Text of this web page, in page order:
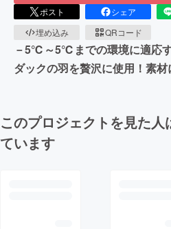
ポスト シェア
埋め込み
QRコード
－5℃～5℃までの環境に適応
ダックの羽を贅沢に使用！素材
このプロジェクトを見た
ています